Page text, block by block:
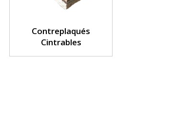
Contreplaqués
Cintrables